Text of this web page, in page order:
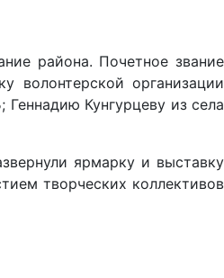
района. Почетное звание
волонтерской организации
Кунгурцеву из села
ярмарку и выставку
творческих коллективов